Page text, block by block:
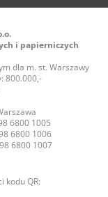
i papierniczych
dla m. st. Warszawy
800.000,-
6800 1005
6800 1006
6800 1007
kodu QR: